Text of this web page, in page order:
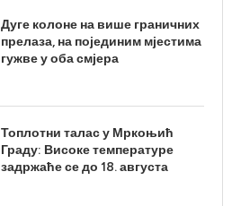
Дуге колоне на више граничних
прелаза, на појединим мјестима
гужве у оба смјера
Топлотни талас у Мркоњић
Граду: Високе температуре
задржаће се до 18. августа